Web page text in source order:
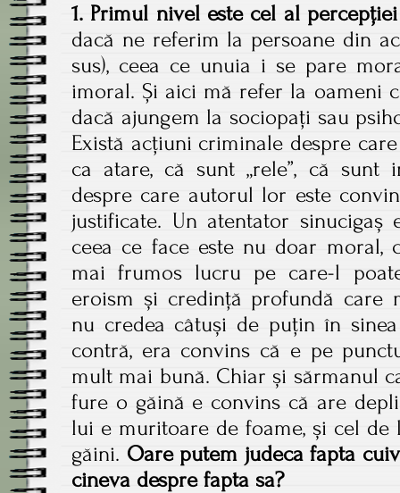
1. Primul nivel este cel al
dacă ne referim la persoane din
sus), ceea ce unuia i se pare
imoral. Și aici mă refer la oameni
dacă ajungem la sociopați sau
Există acțiuni criminale despre
ca atare, că sunt „rele”, că sunt
despre care autorul lor este
justificate. Un atentator sinucigaș
ceea ce face este nu doar moral,
mai frumos lucru pe care-l
eroism și credință profundă care
nu credea câtuși de puțin în
contră, era convins că e pe
mult mai bună. Chiar și sărmanul
fure o găină e convins că are
lui e muritoare de foame, și cel
găini. Oare putem judeca fapta
cineva despre fapta sa?